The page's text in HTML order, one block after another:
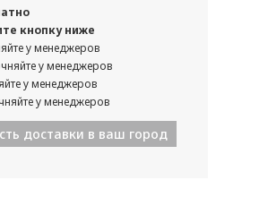
кнопку ниже
у менеджеров
у менеджеров
у менеджеров
у менеджеров
доставки в ваш город